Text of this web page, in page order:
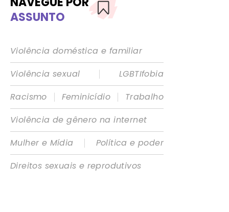
ASSUNTO
Violência doméstica e familiar
Violência sexual
|
LGBTIfobia
Racismo
| Feminicídio |
Trabalho
Violência de gênero na internet
Mulher e Mídia
|
Política e poder
Direitos sexuais e reprodutivos